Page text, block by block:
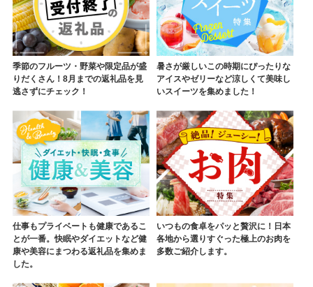
季節のフルーツ・野菜や限定品が盛
りだくさん！8月までの返礼品を見
逃さずにチェック！
暑さが厳しいこの時期にぴったりな
アイスやゼリーなど涼しくて美味し
いスイーツを集めました！
仕事もプライベートも健康であるこ
とが一番。快眠やダイエットなど健
康や美容にまつわる返礼品を集めま
した。
いつもの食卓をパッと贅沢に！日本
各地から選りすぐった極上のお肉を
多数ご紹介します。